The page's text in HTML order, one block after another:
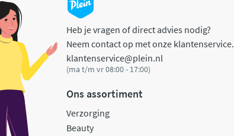
Heb je vragen of direct advies nodig?
Neem contact op met onze klantenservice.
klantenservice@plein.nl
(ma t/m vr 08:00 - 17:00)
Ons assortiment
Verzorging
Beauty